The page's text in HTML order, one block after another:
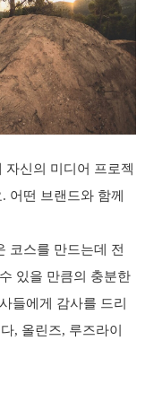
자신의 미디어 프로젝
. 어떤 브랜드와 함께
코스를 만드는데 전
있을 만큼의 충분한
들에게 감사를 드리
, 올린즈, 루즈라이